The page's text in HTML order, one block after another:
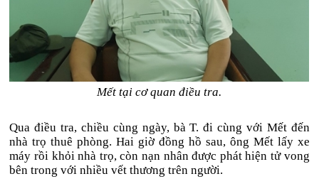
Mết tại cơ quan điều tra.
Qua điều tra, chiều cùng ngày, bà T. đi cùng với Mết đến
nhà trọ thuê phòng. Hai giờ đồng hồ sau, ông Mết lấy xe
máy rồi khỏi nhà trọ, còn nạn nhân được phát hiện tử vong
bên trong với nhiều vết thương trên người.